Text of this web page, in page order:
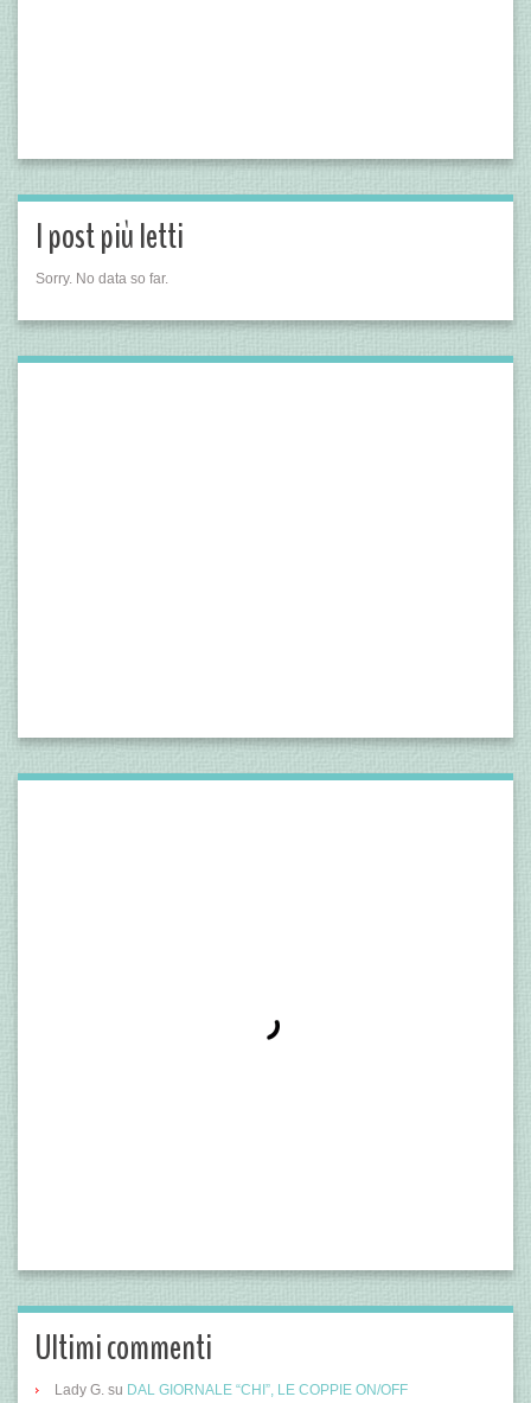
I post più letti
Sorry. No data so far.
Ultimi commenti
Lady G. su DAL GIORNALE “CHI”, LE COPPIE ON/OFF